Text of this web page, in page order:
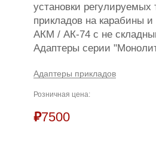
установки регулируемых
прикладов на карабины
АКМ / АК-74 с не
Адаптеры серии
Адаптеры прикладов
Розничная цена:
₽7500